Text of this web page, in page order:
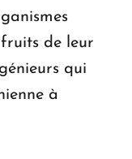
de leur
qui
à